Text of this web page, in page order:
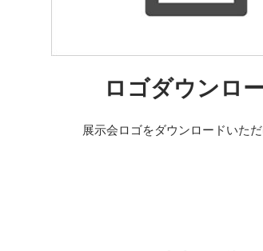
ロゴダウンロ
展示会ロゴをダウンロードいただ